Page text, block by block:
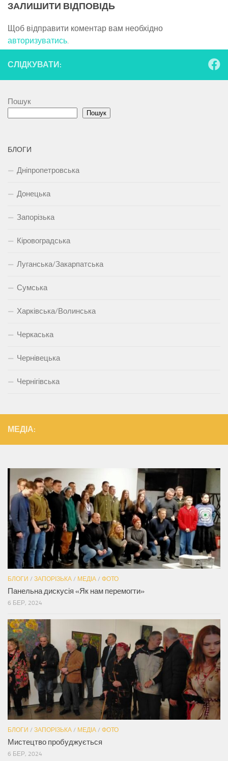
ЗАЛИШИТИ ВІДПОВІДЬ
Щоб відправити коментар вам необхідно
авторизуватись.
СЛІДКУВАТИ:
Пошук
Пошук
БЛОГИ
Дніпропетровська
Донецька
Запорізька
Кіровоградська
Луганська/Закарпатська
Сумська
Харківська/Волинська
Черкаська
Чернівецька
Чернігівська
МЕДІА:
БЛОГИ / ЗАПОРІЗЬКА / МЕДІА / ФОТО
Панельна дискусія «Як нам перемогти»
6 БЕР, 2024
БЛОГИ / ЗАПОРІЗЬКА / МЕДІА / ФОТО
Мистецтво пробуджується
6 БЕР, 2024